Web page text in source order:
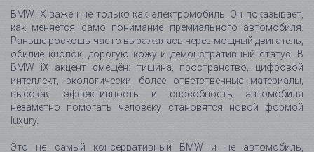
важной моделью. Он обозначил направление, в котором
премиальный автомобиль больше не может быть просто
быстрым, дорогим и комфортным. Он должен быть умнее,
чище, тише, эффективнее и внимательнее к человеку внутри.
РАССКАЖИТЕ ДРУЗЬЯМ О BMW IX: